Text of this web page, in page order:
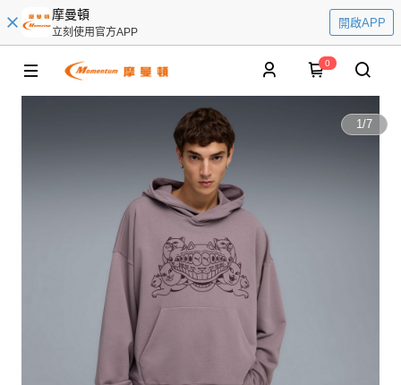
摩曼頓
立刻使用官方APP
開啟APP
0
1/7